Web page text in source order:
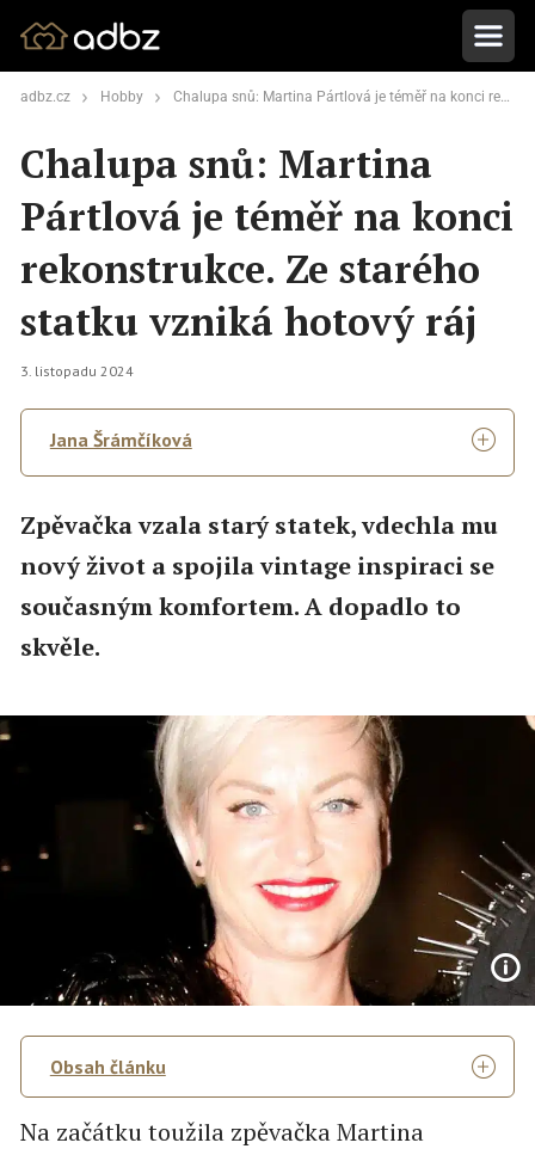
adbz.cz Hobby Chalupa snů: Martina Pártlová je téměř na konci rekonstrukce. Ze starého statku vzniká hotový ráj
Chalupa snů: Martina
Pártlová je téměř na konci
rekonstrukce. Ze starého
statku vzniká hotový ráj
3. listopadu 2024
Jana Šrámčíková
Zpěvačka vzala starý statek, vdechla mu
nový život a spojila vintage inspiraci se
současným komfortem. A dopadlo to
skvěle.
Obsah článku
Na začátku toužila zpěvačka Martina